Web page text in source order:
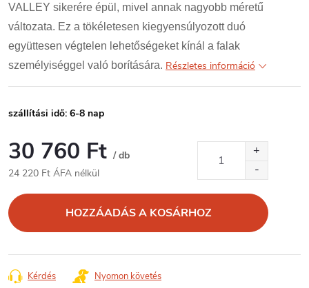
VALLEY sikerére épül, mivel annak nagyobb méretű
változata. Ez a tökéletesen kiegyensúlyozott duó
együttesen végtelen lehetőségeket kínál a falak
személyiséggel való borítására. Részletes információ
szállítási idő: 6-8 nap
30 760 Ft / db
24 220 Ft ÁFA nélkül
HOZZÁADÁS A KOSÁRHOZ
Kérdés Nyomon követés